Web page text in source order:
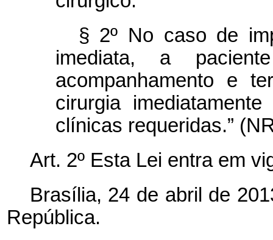
§ 2º No caso de
imediata, a
acompanhamento e
cirurgia
clínicas requeridas.”
Art. 2º Esta Lei entra em
Brasília, 24 de abril de
República.